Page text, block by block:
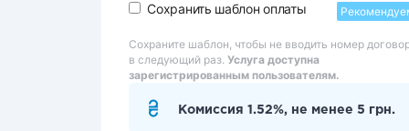
Сохранить шаблон оплаты
Сохраните шаблон, чтобы не вводить номер
в следующий раз. Услуга доступна
зарегистрированным пользователям.
Комиссия 1.52%, не менее 5 грн.